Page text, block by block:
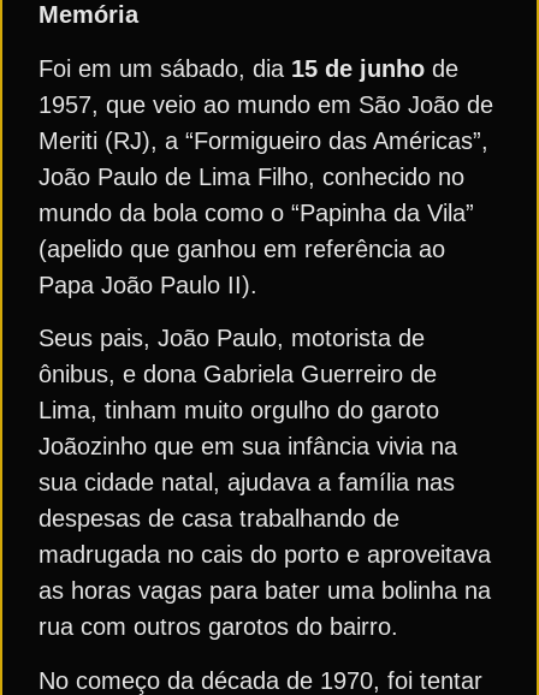
Memória
Foi em um sábado, dia 15 de junho de
1957, que veio ao mundo em São João de
Meriti (RJ), a “Formigueiro das Américas”,
João Paulo de Lima Filho, conhecido no
mundo da bola como o “Papinha da Vila”
(apelido que ganhou em referência ao
Papa João Paulo II).
Seus pais, João Paulo, motorista de
ônibus, e dona Gabriela Guerreiro de
Lima, tinham muito orgulho do garoto
Joãozinho que em sua infância vivia na
sua cidade natal, ajudava a família nas
despesas de casa trabalhando de
madrugada no cais do porto e aproveitava
as horas vagas para bater uma bolinha na
rua com outros garotos do bairro.
No começo da década de 1970, foi tentar